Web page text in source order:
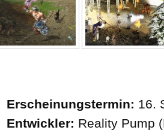
Erscheinungstermin: 16.
Entwickler: Reality Pump